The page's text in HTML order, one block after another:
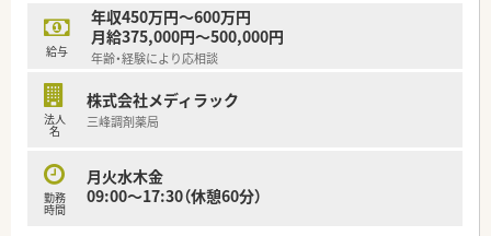
給与
年収450万円～600万円
月給375,000円～500,000円
年齢・経験により応相談
法人
名
株式会社メディラック
三峰調剤薬局
勤務
時間
月火水木金
09:00～17:30（休憩60分）